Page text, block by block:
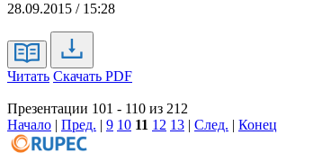
28.09.2015 / 15:28
Читать Скачать PDF
Презентации 101 - 110 из 212
Начало | Пред. | 9 10 11 12 13 | След. | Конец